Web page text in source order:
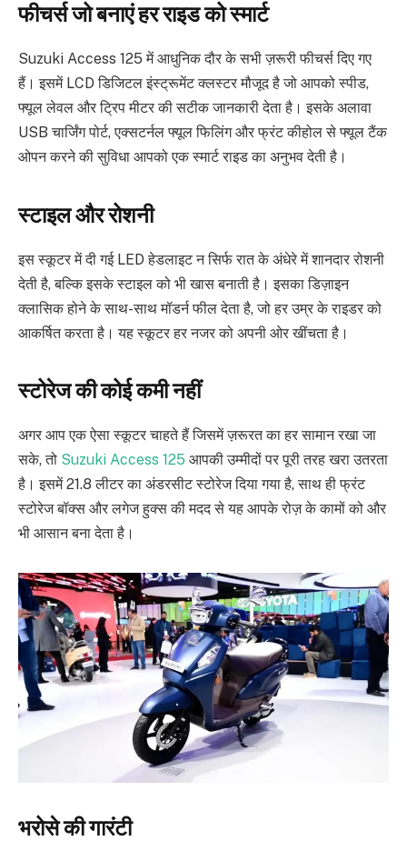
फीचर्स जो बनाएं हर राइड को स्मार्ट
Suzuki Access 125 में आधुनिक दौर के सभी ज़रूरी फीचर्स दिए गए
हैं। इसमें LCD डिजिटल इंस्ट्रूमेंट क्लस्टर मौजूद है जो आपको स्पीड,
फ्यूल लेवल और ट्रिप मीटर की सटीक जानकारी देता है। इसके अलावा
USB चार्जिंग पोर्ट, एक्सटर्नल फ्यूल फिलिंग और फ्रंट कीहोल से फ्यूल टैंक
ओपन करने की सुविधा आपको एक स्मार्ट राइड का अनुभव देती है।
स्टाइल और रोशनी
इस स्कूटर में दी गई LED हेडलाइट न सिर्फ रात के अंधेरे में शानदार रोशनी
देती है, बल्कि इसके स्टाइल को भी खास बनाती है। इसका डिज़ाइन
क्लासिक होने के साथ-साथ मॉडर्न फील देता है, जो हर उम्र के राइडर को
आकर्षित करता है। यह स्कूटर हर नजर को अपनी ओर खींचता है।
स्टोरेज की कोई कमी नहीं
अगर आप एक ऐसा स्कूटर चाहते हैं जिसमें ज़रूरत का हर सामान रखा जा
सके, तो Suzuki Access 125 आपकी उम्मीदों पर पूरी तरह खरा उतरता
है। इसमें 21.8 लीटर का अंडरसीट स्टोरेज दिया गया है, साथ ही फ्रंट
स्टोरेज बॉक्स और लगेज हुक्स की मदद से यह आपके रोज़ के कामों को और
भी आसान बना देता है।
भरोसे की गारंटी